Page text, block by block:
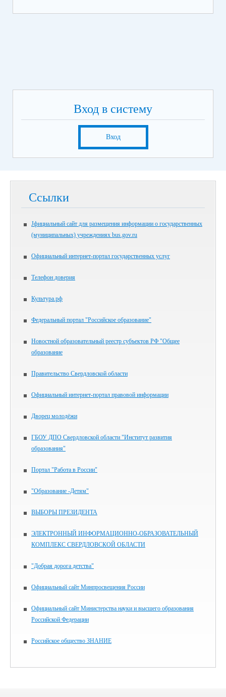
Вход в систему
Вход
Ссылки
Jфициальный сайт для размещения информации о государственных
(муниципальных) учреждениях bus.gov.ru
Официальный интернет-портал государственных услуг
Телефон доверия
Культура.рф
Федеральный портал "Российское образование"
Новостной образовательный реестр субъектов РФ "Общее
образование
Правительство Свердловской области
Официальный интернет-портал правовой информации
Дворец молодёжи
ГБОУ ДПО Свердловской области "Институт развития
образования"
Портал "Работа в России"
"Образование -Детям"
ВЫБОРЫ ПРЕЗИДЕНТА
ЭЛЕКТРОННЫЙ ИНФОРМАЦИОННО-ОБРАЗОВАТЕЛЬНЫЙ
КОМПЛЕКС СВЕРДЛОВСКОЙ ОБЛАСТИ
"Добрая дорога детства"
Официальный сайт Минпросвещения России
Официальный сайт Министерства науки и высшего образования
Российской Федерации
Российское общество ЗНАНИЕ